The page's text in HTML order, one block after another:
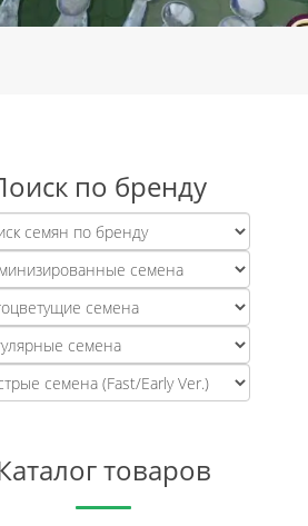
по бренду
товаров